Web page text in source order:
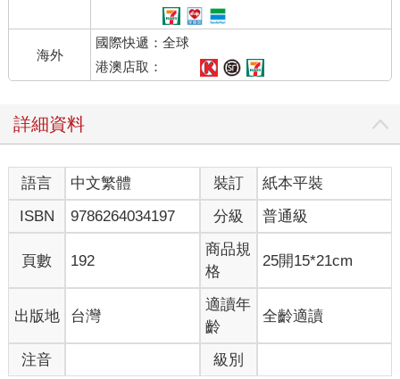
海外
國際快遞：全球
港澳店取：
詳細資料
語言 中文繁體 裝訂
紙本平裝
ISBN
9786264034197 分級 普通級
頁數 192
商品規
格
25開15*21cm
出版地 台灣
適讀年
齡
全齡適讀
注音 級別